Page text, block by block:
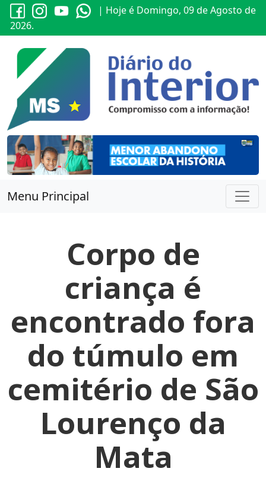
| Hoje é Domingo, 09 de Agosto de
2026.
Menu Principal
Corpo de
criança é
encontrado fora
do túmulo em
cemitério de São
Lourenço da
Mata